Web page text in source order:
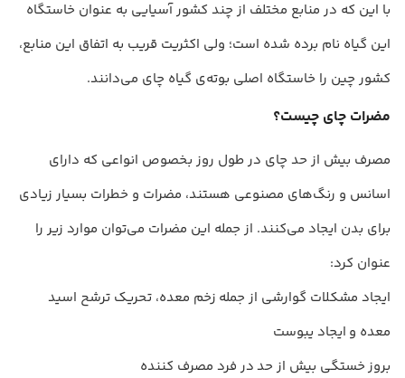
با این که در منابع مختلف از چند کشور آسیایی به عنوان خاستگاه
این گیاه نام برده شده است؛ ولی اکثریت قریب به اتفاق این منابع،
کشور چین را خاستگاه اصلی بوته‌ی گیاه چای می‌دانند.
مضرات چای چیست؟
مصرف بیش از حد چای در طول روز بخصوص انواعی که دارای
اسانس و رنگ‌های مصنوعی هستند، مضرات و خطرات بسیار زیادی
برای بدن ایجاد می‌کنند. از جمله این مضرات می‌توان موارد زیر را
عنوان کرد:
ایجاد مشکلات گوارشی از جمله زخم معده، تحریک ترشح اسید
معده و ایجاد یبوست
بروز خستگی بیش از حد در فرد مصرف کننده